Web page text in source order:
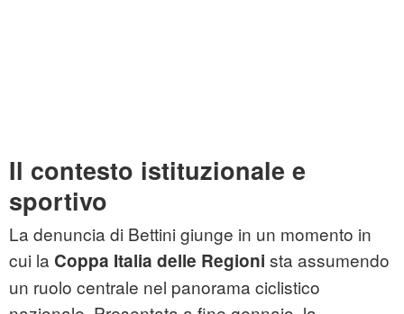
Il contesto istituzionale e
sportivo
La denuncia di Bettini giunge in un momento in
cui la Coppa Italia delle Regioni sta assumendo
un ruolo centrale nel panorama ciclistico